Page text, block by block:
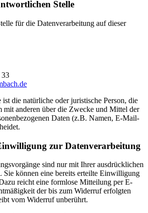
Stelle
für die Datenverarbeitung auf dieser
33
die natürliche oder juristische Person, die
mit anderen über die Zwecke und Mittel der
Daten (z.B. Namen, E-Mail-
zur Datenverarbeitung
sind nur mit Ihrer ausdrücklichen
können eine bereits erteilte Einwilligung
reicht eine formlose Mitteilung per E-
der bis zum Widerruf erfolgten
vom Widerruf unberührt.